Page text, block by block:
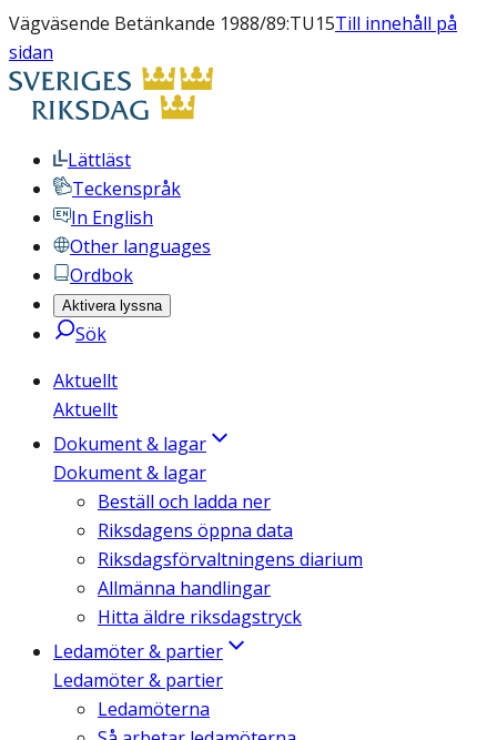
Vägväsende Betänkande 1988/89:TU15Till innehåll på
sidan
Lättläst
Teckenspråk
In English
Other languages
Ordbok
Aktivera lyssna
Sök
Aktuellt
Aktuellt
Dokument & lagar
Dokument & lagar
Beställ och ladda ner
Riksdagens öppna data
Riksdagsförvaltningens diarium
Allmänna handlingar
Hitta äldre riksdagstryck
Ledamöter & partier
Ledamöter & partier
Ledamöterna